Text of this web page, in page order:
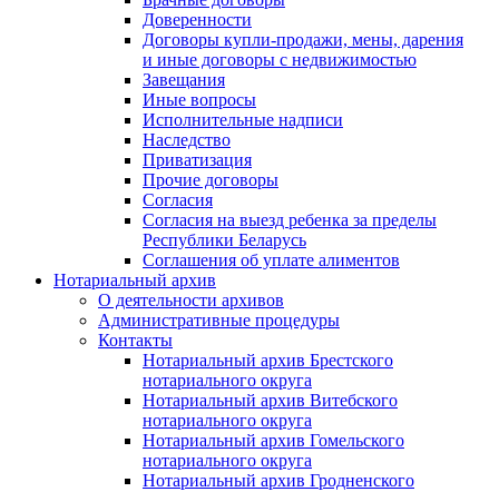
Доверенности
Договоры купли-продажи, мены, дарения
и иные договоры с недвижимостью
Завещания
Иные вопросы
Исполнительные надписи
Наследство
Приватизация
Прочие договоры
Согласия
Согласия на выезд ребенка за пределы
Республики Беларусь
Соглашения об уплате алиментов
Нотариальный архив
О деятельности архивов
Административные процедуры
Контакты
Нотариальный архив Брестского
нотариального округа
Нотариальный архив Витебского
нотариального округа
Нотариальный архив Гомельского
нотариального округа
Нотариальный архив Гродненского